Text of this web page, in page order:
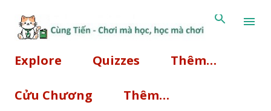
Explore Quizzes Thêm…
Cửu Chương Thêm…